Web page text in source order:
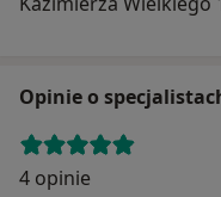
Opinie o
4 opinie